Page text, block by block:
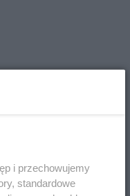
i przechowujemy
standardowe